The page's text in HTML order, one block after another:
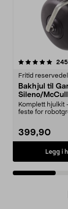
245
Fritid
Bakhjul til
Sileno/
Easilife
Komplett hjulkit
feste for
399,90
Legg i
5.0 av 5